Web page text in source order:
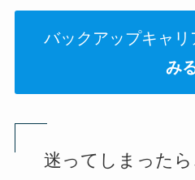
バックアップキャリ
み
迷ってしまった